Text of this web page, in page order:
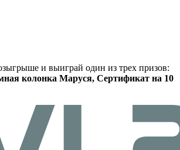
и выиграй один из трех призов:
колонка Маруся, Сертификат на 10